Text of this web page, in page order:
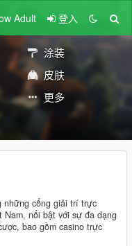
Adult 登入
涂装
皮肤
更多
những cổng giải trí trực
Nam, nổi bật với sự đa dạng
bao gồm casino trực